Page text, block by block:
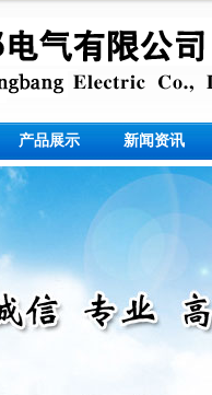
产品展示 新闻资讯